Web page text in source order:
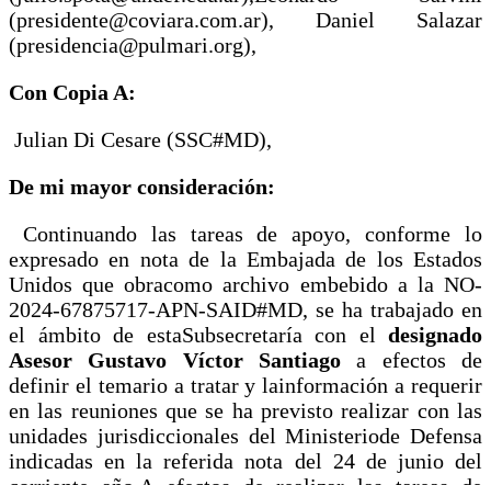
(presidente@coviara.com.ar), Daniel Salazar
(presidencia@pulmari.org),
Con Copia A:
Julian Di Cesare (SSC#MD),
De mi mayor consideración:
Continuando las tareas de apoyo, conforme lo
expresado en nota de la Embajada de los Estados
Unidos que obracomo archivo embebido a la NO-
2024-67875717-APN-SAID#MD, se ha trabajado en
el ámbito de estaSubsecretaría con el designado
Asesor Gustavo Víctor Santiago a efectos de
definir el temario a tratar y lainformación a requerir
en las reuniones que se ha previsto realizar con las
unidades jurisdiccionales del Ministeriode Defensa
indicadas en la referida nota del 24 de junio del